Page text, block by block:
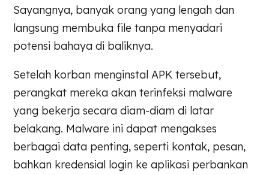
Sayangnya, banyak orang yang lengah dan
langsung membuka file tanpa menyadari
potensi bahaya di baliknya.
Setelah korban menginstal APK tersebut,
perangkat mereka akan terinfeksi malware
yang bekerja secara diam-diam di latar
belakang. Malware ini dapat mengakses
berbagai data penting, seperti kontak, pesan,
bahkan kredensial login ke aplikasi perbankan